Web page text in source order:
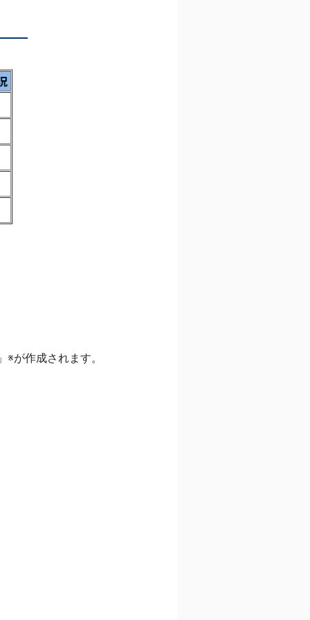
が作成されます。